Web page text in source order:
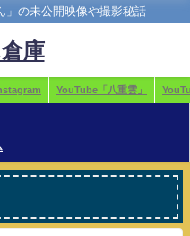
」の未公開映像や撮影秘話
庫
YouTube「八重雲」